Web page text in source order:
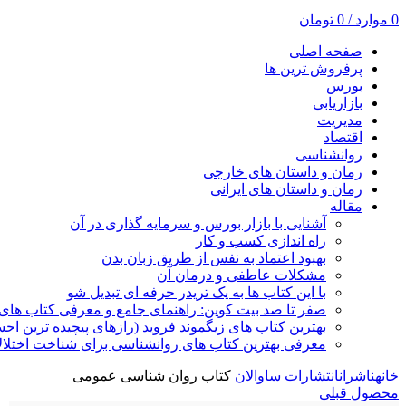
0 موارد /
0 تومان
صفحه اصلی
پرفروش ترین ها
بورس
بازاریابی
مدیریت
اقتصاد
روانشناسی
رمان و داستان های خارجی
رمان و داستان های ایرانی
مقاله
آشنایی با بازار بورس و سرمایه گذاری در آن
راه اندازی کسب و کار
بهبود اعتماد به نفس از طریق زبان بدن
مشکلات عاطفی و درمان آن
با این کتاب ها به یک تریدر حرفه ای تبدیل شو
صفر تا صد بیت کوین: راهنمای جامع و معرفی کتاب های
بهترین کتاب های زیگموند فروید (رازهای پیچیده ترین
معرفی بهترین کتاب های روانشناسی برای شناخت
خانهناشرانانتشارات ساوالان کتاب روان شناسی عمومی
محصول قبلی